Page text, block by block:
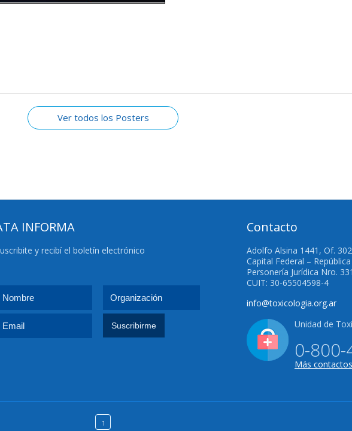
Ver todos los Posters
INFORMA
y recibí el boletín electrónico
Contacto
Adolfo Alsina 1441, Of.
Capital Federal –
Personería Jurídica Nro.
CUIT: 30-65504598-4
info@toxicologia.org.ar
Unidad de
0-
Más
↑